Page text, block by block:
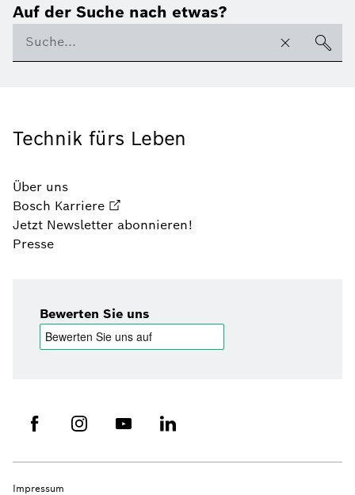
Auf der Suche nach etwas?
Technik fürs Leben
Über uns
Bosch Karriere
Jetzt Newsletter abonnieren!
Presse
Bewerten Sie uns
Impressum